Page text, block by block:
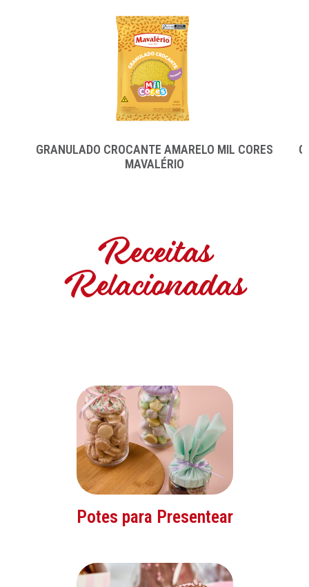
GRANULADO CROCANTE AMARELO MIL CORES
MAVALÉRIO
Receitas
Relacionadas
Potes para Presentear